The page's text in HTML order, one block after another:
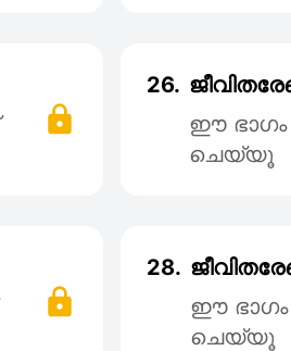
26.
ഈ
ചെയ്യൂ
28.
ഈ
ചെയ്യൂ